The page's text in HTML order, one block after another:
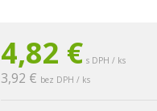
4,82 € s DPH / ks
3,92 € bez DPH / ks